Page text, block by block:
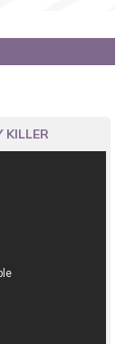
KILLER